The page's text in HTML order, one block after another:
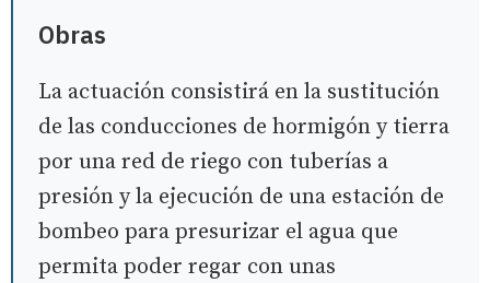
Obras
La actuación consistirá en la sustitución
de las conducciones de hormigón y tierra
por una red de riego con tuberías a
presión y la ejecución de una estación de
bombeo para presurizar el agua que
permita poder regar con unas